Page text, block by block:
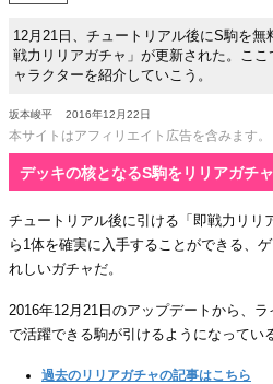
12月21日、チュートリアル後にS駒を
戦力リリアガチャ」が更新された。こ
ャラクターを紹介していこう。
坂本峻平 2016年12月22日
本サイトはアフィリエイト広告を含みます。
デッキの核となるS駒をリリアガチ
チュートリアル後に引ける「即戦力リリ
ら1体を確実に入手することができる、
れしいガチャだ。
2016年12月21日のアップデートから、
で活躍できる駒が引けるようになってい
過去のリリアガチャの記事はこちら